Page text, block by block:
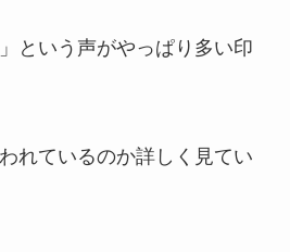
という声がやっぱり多い印
れているのか詳しく見てい